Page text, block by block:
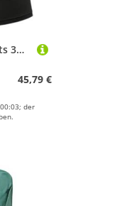
Aymzbd Padded Hip Shorts 3D Protektorhose für Steißbein Und Hüftschutz Flexible Eva Schaumstoffpolster Atmungsaktive Materialstruktur für Skaten Skifahren O, Schwarz XL
45,79 €
der